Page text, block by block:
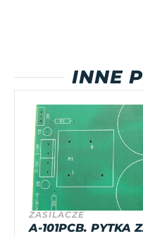
INNE
ZASILACZE
A-101PCB. PYTKA